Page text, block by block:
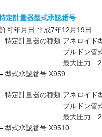
定計量器型式承認番号
許可年月日:平成7年12月19日
特定計量器の種類:アネロイド
ブルドン管
最大圧力
型式承認番号:X959
特定計量器の種類:アネロイド
ブルドン管
最大圧力
型式承認番号:X9510